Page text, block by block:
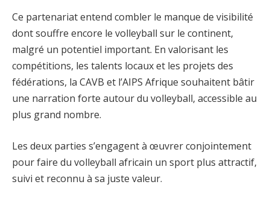
Ce partenariat entend combler le manque de visibilité
dont souffre encore le volleyball sur le continent,
malgré un potentiel important. En valorisant les
compétitions, les talents locaux et les projets des
fédérations, la CAVB et l’AIPS Afrique souhaitent bâtir
une narration forte autour du volleyball, accessible au
plus grand nombre.
Les deux parties s’engagent à œuvrer conjointement
pour faire du volleyball africain un sport plus attractif,
suivi et reconnu à sa juste valeur.